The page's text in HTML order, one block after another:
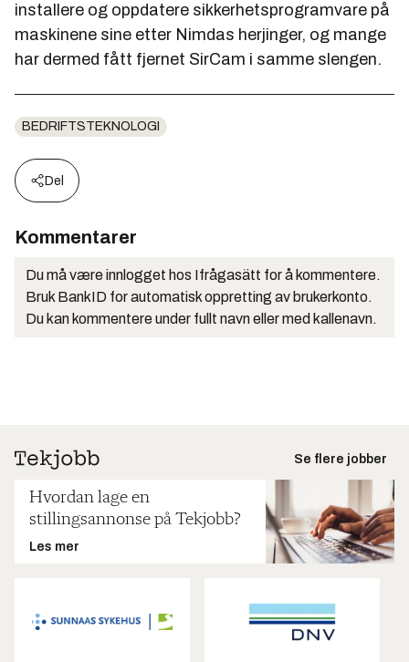
installere og oppdatere sikkerhetsprogramvare på
maskinene sine etter Nimdas herjinger, og mange
har dermed fått fjernet SirCam i samme slengen.
BEDRIFTSTEKNOLOGI
Del
Kommentarer
Du må være innlogget hos Ifrågasätt for å kommentere.
Bruk BankID for automatisk oppretting av brukerkonto.
Du kan kommentere under fullt navn eller med kallenavn.
Se flere jobber
Hvordan lage en
stillingsannonse på Tekjobb?
Les mer